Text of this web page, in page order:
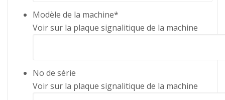
Modèle de la machine*
Voir sur la plaque signalitique de la machine
No de série
Voir sur la plaque signalitique de la machine